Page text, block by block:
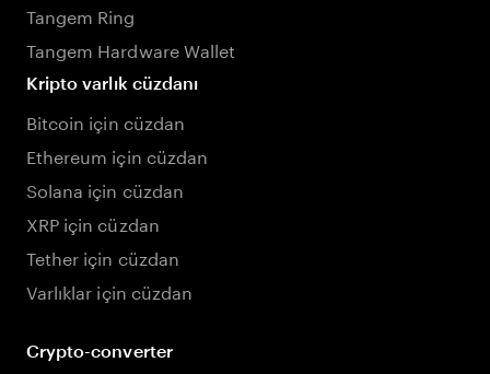
Tangem Ring
Tangem Hardware Wallet
Kripto varlık cüzdanı
Bitcoin için cüzdan
Ethereum için cüzdan
Solana için cüzdan
XRP için cüzdan
Tether için cüzdan
Varlıklar için cüzdan
Crypto-converter